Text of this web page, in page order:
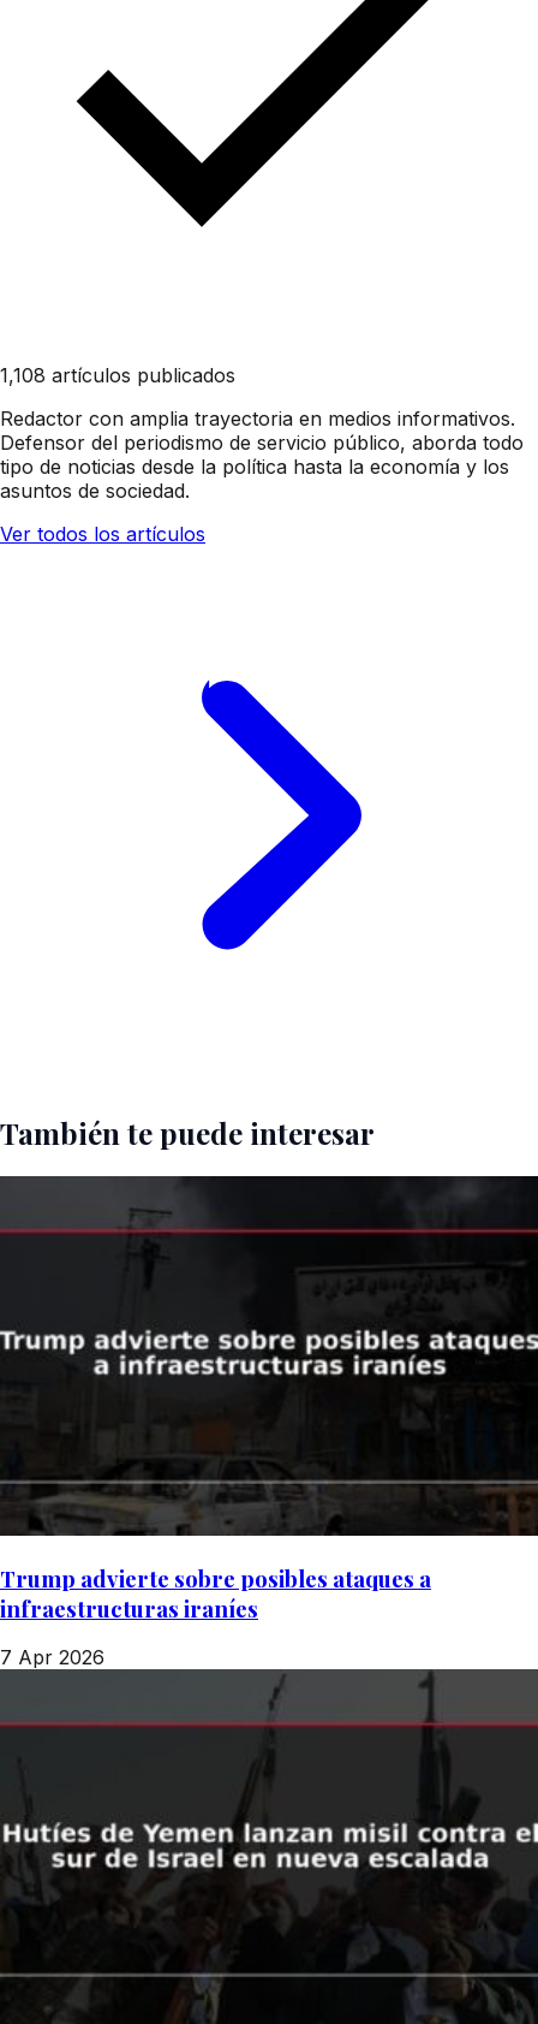
1,108 artículos publicados
Redactor con amplia trayectoria en medios informativos.
Defensor del periodismo de servicio público, aborda todo
tipo de noticias desde la política hasta la economía y los
asuntos de sociedad.
Ver todos los artículos
También te puede interesar
Trump advierte sobre posibles ataques a
infraestructuras iraníes
7 Apr 2026